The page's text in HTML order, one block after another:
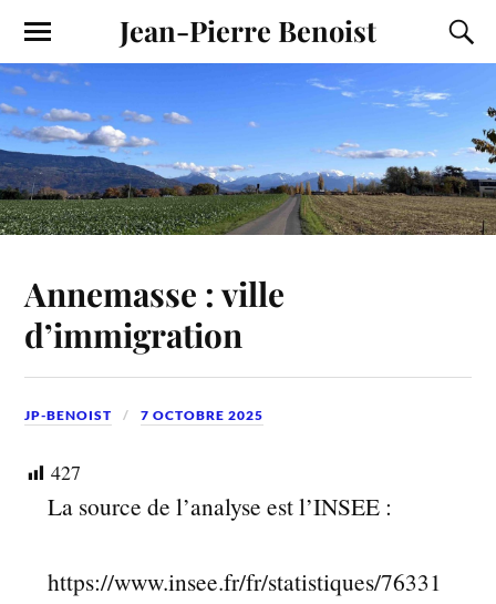
Jean-Pierre Benoist
Annemasse : ville
d’immigration
JP-BENOIST 7 OCTOBRE 2025
427
La source de l’analyse est l’INSEE :
https://www.insee.fr/fr/statistiques/76331